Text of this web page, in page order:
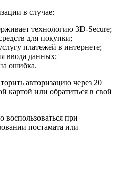
в случае:
технологию 3D-Secure;
для покупки;
платежей в интернете;
ввода данных;
ошибка.
авторизацию через 20
картой или обратиться в свой
при
постамата или